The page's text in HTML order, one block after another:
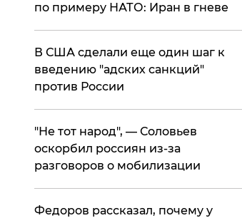
по примеру НАТО: Иран в гневе
В США сделали еще один шаг к
введению "адских санкций"
против России
​"Не тот народ", — Соловьев
оскорбил россиян из-за
разговоров о мобилизации
Федоров рассказал, почему у